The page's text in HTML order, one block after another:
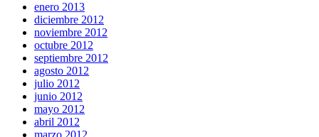
enero 2013
diciembre 2012
noviembre 2012
octubre 2012
septiembre 2012
agosto 2012
julio 2012
junio 2012
mayo 2012
abril 2012